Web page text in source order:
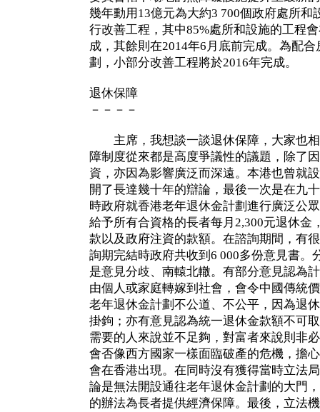
幾年動用13億元為大約3 700個政府處所和
行改善工程，其中85%處所和設施的工程
成，其餘則在2014年6月底前完成。為配
劃，小部分改善工程將於2016年完成。
退休保障
－－－－
主席，我想談一談退休保障，大家也相
障制度從來都是高度爭議性的議題，除了
資，亦因為影響廣泛而深遠。本港也曾就
開了長達幾十年的辯論，最後一次是在九
時政府就香港老年退休金計劃進行廣泛公
給予所有合資格的長者每月2,300元退休金
款以及政府注資的款額。在諮詢期間，有
詢期完結時政府共收到6 000多份意見書。
是意見分歧、南轅北轍。有部分意見認為
由個人或家庭轉嫁到社會，會令中國傳統
老年退休金計劃不公道、不公平，因為退
掛鉤；亦有意見認為統一退休金款額不可
需要的人來說並不足夠，對富者來說則非
會否像西方國家一樣面臨破產的危機，擔
會在香港出現。在同時沒有獲得當時立法
論是無法開設通往老年退休金計劃的大門
的辦法為長者提供經濟保障。最後，立法